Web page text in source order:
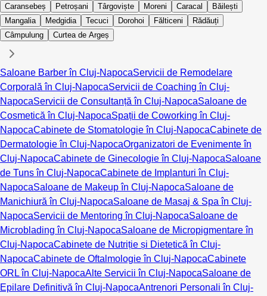
Caransebeș
Petroșani Târgoviște Moreni Caracal
Băilești
Mangalia
Medgidia Tecuci Dorohoi Fălticeni
Rădăuți
Câmpulung
Curtea de Argeș
Saloane Barber în Cluj-NapocaServicii de Remodelare
Corporală în Cluj-NapocaServicii de Coaching în Cluj-
NapocaServicii de Consultanță în Cluj-NapocaSaloane de
Cosmetică în Cluj-NapocaSpații de Coworking în Cluj-
NapocaCabinete de Stomatologie în Cluj-NapocaCabinete de
Dermatologie în Cluj-NapocaOrganizatori de Evenimente în
Cluj-NapocaCabinete de Ginecologie în Cluj-NapocaSaloane
de Tuns în Cluj-NapocaCabinete de Implanturi în Cluj-
NapocaSaloane de Makeup în Cluj-NapocaSaloane de
Manichiură în Cluj-NapocaSaloane de Masaj & Spa în Cluj-
NapocaServicii de Mentoring în Cluj-NapocaSaloane de
Microblading în Cluj-NapocaSaloane de Micropigmentare în
Cluj-NapocaCabinete de Nutriție și Dietetică în Cluj-
NapocaCabinete de Oftalmologie în Cluj-NapocaCabinete
ORL în Cluj-NapocaAlte Servicii în Cluj-NapocaSaloane de
Epilare Definitivă în Cluj-NapocaAntrenori Personali în Cluj-